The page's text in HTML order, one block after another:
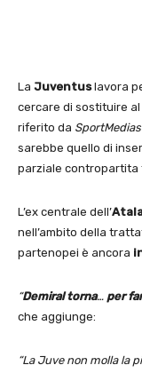
La Juventuslavora
cercare di sostituire al
riferito da
sarebbe quello di
parziale contropartita
L’ex centrale dell’
nell’ambito della
partenopei è ancora
“Demiral torna… per
che aggiunge:
“La Juve non molla la